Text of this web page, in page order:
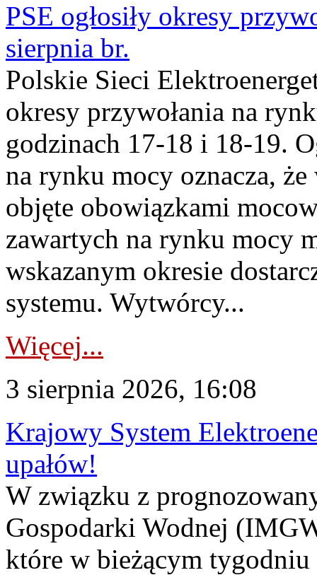
PSE ogłosiły okresy
sierpnia br.
Polskie Sieci
okresy przywołania na
godzinach 17-18 i 18-19.
na rynku mocy oznacza,
objęte obowiązkami
zawartych na rynku mocy
wskazanym okresie
systemu. Wytwórcy...
Więcej...
3 sierpnia 2026, 16:08
Krajowy System
upałów!
W związku z
Gospodarki Wodnej
które w bieżącym tygodniu